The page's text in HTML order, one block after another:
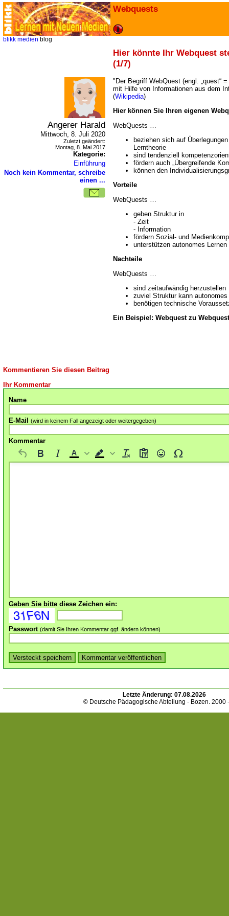
Webquests
blikk medien blog
Hier könnte Ihr Webquest
(1/7)
Angerer Harald
Mittwoch, 8. Juli 2020
Zuletzt geändert:
Montag, 8. Mai 2017
Kategorie:
Einführung
Noch kein Kommentar, schreibe
einen ...
"Der Begriff WebQuest (engl. „quest“
mit Hilfe von Informationen aus dem
(Wikipedia)
Hier können Sie Ihren eigenen
WebQuests
beziehen sich auf
Lerntheorie
sind tendenziell
fördern auch „Übergreifende
können den
Vorteile
WebQuests
geben Struktur in
- Zeit
- Information
fördern Sozial- und
unterstützen autonomes
Nachteile
WebQuests
sind zeitaufwändig herzustellen
zuviel Struktur kann autonomes
benötigen technische
Ein Beispiel: Webquest zu
Kommentieren Sie diesen Beitrag
Ihr Kommentar
Name
E-Mail (wird in keinem Fall angezeigt oder weitergegeben)
Kommentar
Geben Sie bitte diese Zeichen ein:
Passwort (damit Sie Ihren Kommentar ggf. ändern können)
Letzte Änderung: 07.08.2026
© Deutsche Pädagogische Abteilung - Bozen. 2000